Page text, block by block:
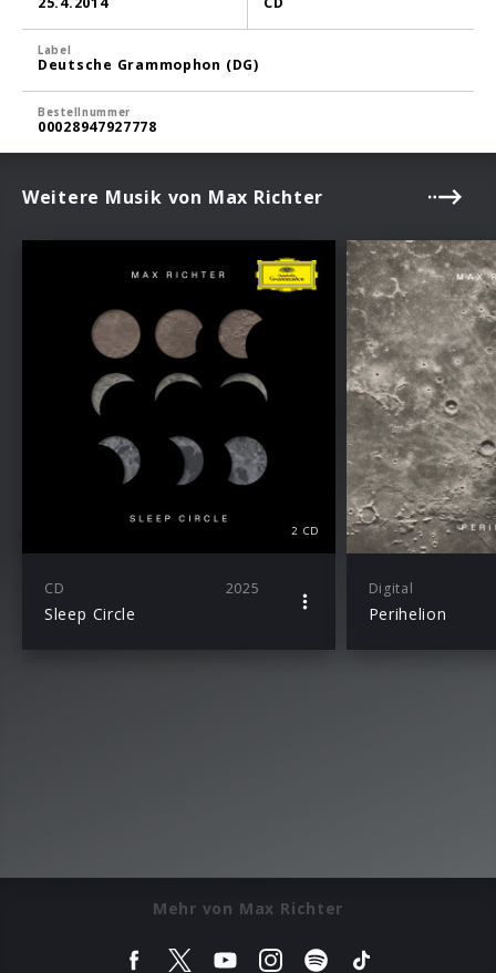
Label
Deutsche Grammophon (DG)
Bestellnummer
00028947927778
Weitere Musik von Max Richter
2 CD
CD 2025
Sleep Circle
Digital
Perihelion
Mehr von Max Richter